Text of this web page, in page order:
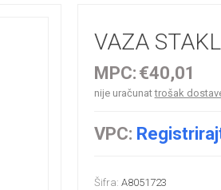
VAZA
MPC: €40,01
nije uračunattrošak
VPC:
Šifra: A8051723